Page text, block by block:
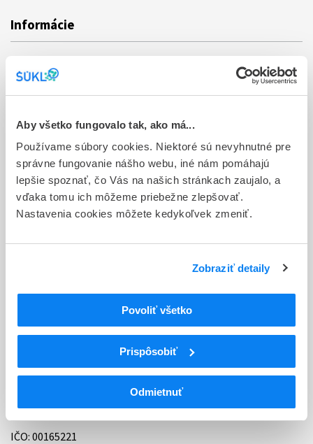
Aby všetko fungovalo tak, ako má...
Používame súbory cookies. Niektoré sú nevyhnutné pre
správne fungovanie nášho webu, iné nám pomáhajú
lepšie spoznať, čo Vás na našich stránkach zaujalo, a
vďaka tomu ich môžeme priebežne zlepšovať.
Nastavenia cookies môžete kedykoľvek zmeniť.
Zobraziť detaily
Povoliť všetko
Prispôsobiť
Odmietnuť
Informácie
Aktuality
Dotazník spokojnosti zákazníka
Sťažnosti a petície
Poskytovanie informácií
Ochrana osobných údajov
Odkazy
ŠÚKL (Štátny ústav pre kontrolu liečiv)
Kvetná 11 825 08 Bratislava
IČO: 00165221